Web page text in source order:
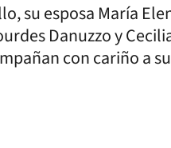
su esposa María
Danuzzo y
con cariño a